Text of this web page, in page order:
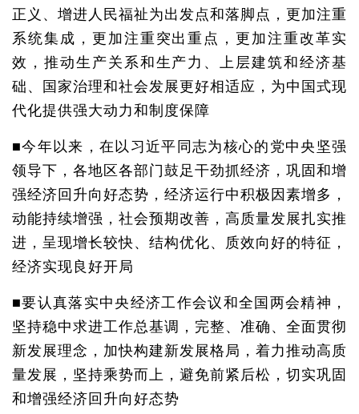
正义、增进人民福祉为出发点和落脚点，更加注重
系统集成，更加注重突出重点，更加注重改革实
效，推动生产关系和生产力、上层建筑和经济基
础、国家治理和社会发展更好相适应，为中国式现
代化提供强大动力和制度保障
■今年以来，在以习近平同志为核心的党中央坚强
领导下，各地区各部门鼓足干劲抓经济，巩固和增
强经济回升向好态势，经济运行中积极因素增多，
动能持续增强，社会预期改善，高质量发展扎实推
进，呈现增长较快、结构优化、质效向好的特征，
经济实现良好开局
■要认真落实中央经济工作会议和全国两会精神，
坚持稳中求进工作总基调，完整、准确、全面贯彻
新发展理念，加快构建新发展格局，着力推动高质
量发展，坚持乘势而上，避免前紧后松，切实巩固
和增强经济回升向好态势